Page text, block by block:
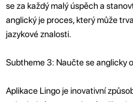
se za každý malý úspěch a
anglický je proces, který může
jazykové znalosti.
Subtheme 3: Naučte se anglicky
Aplikace Lingo je inovativní